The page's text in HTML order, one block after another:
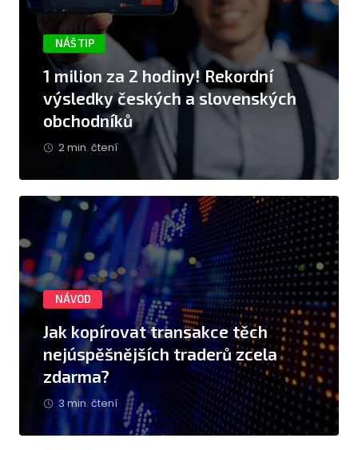
NÁŠ TIP
1 milion za 2 hodiny! Rekordní
výsledky českých a slovenských
obchodníků
2 min. čtení
NÁVOD
Jak kopírovat transakce těch
nejúspěšnějších traderů zcela
zdarma?
3 min. čtení